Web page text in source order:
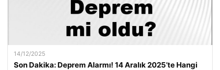
14/12/2025
Son Dakika: Deprem Alarmı! 14 Aralık 2025’te Hangi